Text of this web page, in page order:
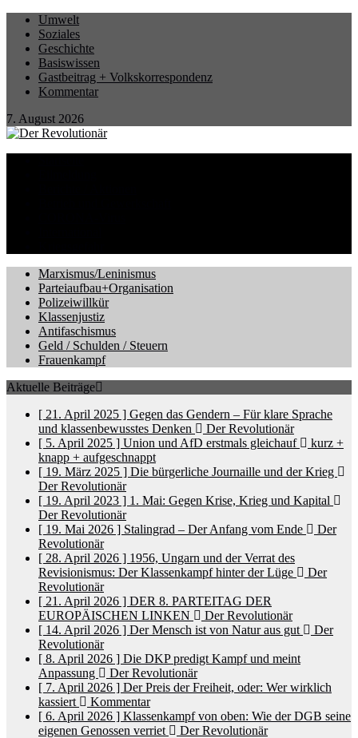
Umwelt
Soziales
Geschichte
Basiswissen
Gastbeitrag + Volkskorrespondenz
Kommentar
7. August 2026
Marxismus/Leninismus
Parteiaufbau+Organisation
Polizeiwillkür
Klassenjustiz
Antifaschismus
Geld / Schulden / Steuern
Frauenkampf
Aktuelle Beiträge
[ 21. April 2025 ] Gegen das Gendern – Für klare Sprache
und klassenbewusstes Denken
Der Revolutionär
[ 5. April 2025 ] Union und AfD erstmals gleichauf
kurz +
knapp + aufgeschnappt
[ 19. März 2025 ] Die bürgerliche Journaille und der Krieg
Der Revolutionär
[ 19. April 2023 ] 1. Mai: Gegen Krise, Krieg und Kapital
Der Revolutionär
[ 19. Mai 2026 ] Stalingrad – Der Anfang vom Ende
Der
Revolutionär
[ 28. April 2026 ] 1956, Ungarn und der Verrat des
Revisionismus: Der Klassenkampf hinter der Lüge
Der
Revolutionär
[ 21. April 2026 ] DER 8. PARTEITAG DER
EUROPÄISCHEN LINKEN
Der Revolutionär
[ 14. April 2026 ] Der Mensch ist von Natur aus gut
Der
Revolutionär
[ 8. April 2026 ] Die DKP predigt Kampf und meint
Anpassung
Der Revolutionär
[ 7. April 2026 ] Der Preis der Freiheit, oder: Wer wirklich
kassiert
Kommentar
[ 6. April 2026 ] Klassenkampf von oben: Wie der DGB seine
eigenen Genossen verriet
Der Revolutionär